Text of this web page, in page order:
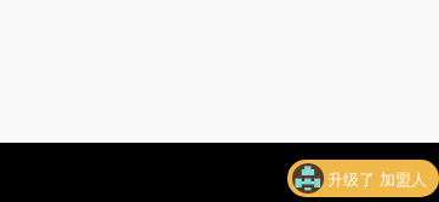
升级了 加盟人